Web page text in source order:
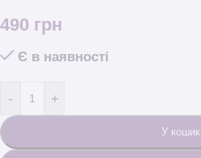
490 грн
Є в наявності
- +
У кошик